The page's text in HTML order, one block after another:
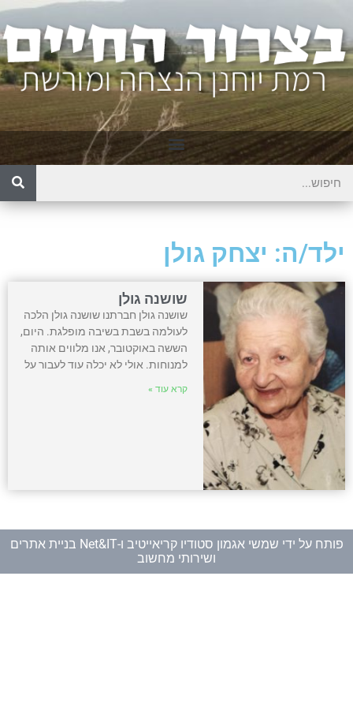
ילד/ה: יצחק גולן
שושנה גולן
שושנה גולן חברתנו שושנה גולן הלכה
לעולמה בשבת בשיבה מופלגת. היום,
הששה באוקטובר, אנו מלווים אותה
למנוחות. אולי לא יכלה עוד לעבור על
קרא עוד »
פותח על ידי שמשי אגמון סטודיו קריאייטיב ו-
Net&IT בניית אתרים
ושירותי מחשוב